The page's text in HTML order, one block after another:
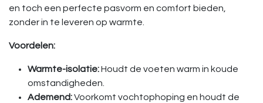
en toch een perfecte pasvorm en comfort bieden,
zonder in te leveren op warmte.
Voordelen:
Warmte-isolatie:Houdt de voeten warm in koude
omstandigheden.
Ademend:Voorkomt vochtophoping en houdt de